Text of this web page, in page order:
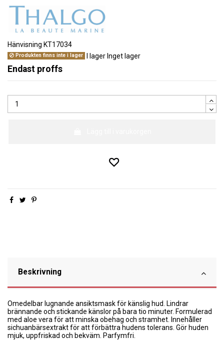
Hänvisning KT17034
Produkten finns inte i lager I lager Inget lager
Endast proffs
Beskrivning
Omedelbar lugnande ansiktsmask för känslig hud. Lindrar
brännande och stickande känslor på bara tio minuter. Formulerad
med aloe vera för att minska obehag och stramhet. Innehåller
sichuanbärsextrakt för att förbättra hudens tolerans. Gör huden
mjuk, uppfriskad och bekväm. Parfymfri.